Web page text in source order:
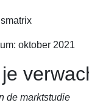
oktober 2021
de marktstudie